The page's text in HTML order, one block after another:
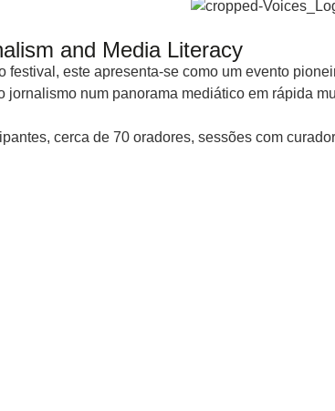
and Media Literacy
este apresenta-se como um evento
num panorama mediático em rápida
cerca de 70 oradores, sessões com